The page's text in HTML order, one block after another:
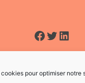
pour optimiser notre
Facebook
Twitter